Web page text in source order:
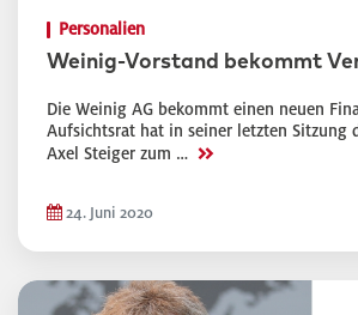
Personalien
Weinig-Vorstand bekommt
Die Weinig AG bekommt einen neuen
Aufsichtsrat hat in seiner letzten Sitzung
Axel Steiger zum … >>
24. Juni 2020